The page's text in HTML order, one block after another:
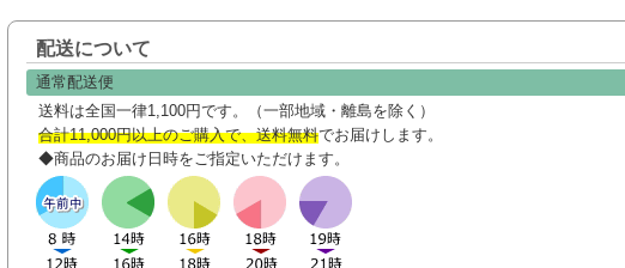
配送について
通常配送便
送料は全国一律1,100円です。（一部地域・離島を除く）
合計11,000円以上のご購入で、送料無料でお届けします。
◆商品のお届け日時をご指定いただけます。